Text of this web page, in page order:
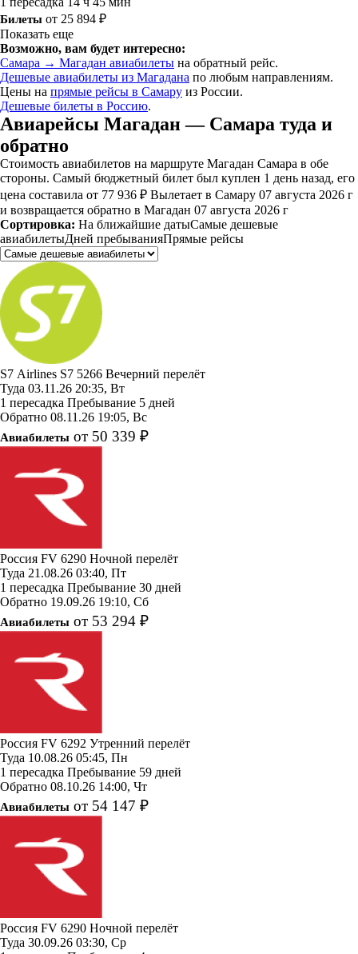
Билеты от 25 894 ₽
Показать еще
Возможно, вам будет интересно:
Самара → Магадан авиабилеты на обратный рейс.
Дешевые авиабилеты из Магадана по любым направлениям.
Цены на прямые рейсы в Самару из России.
Дешевые билеты в Россию.
Авиарейсы Магадан — Самара туда и
обратно
Стоимость авиабилетов на маршруте Магадан Самара в обе
стороны. Самый бюджетный билет был куплен 1 день назад, его
цена составила от 77 936 ₽ Вылетает в Самару 07 августа 2026 г
и возвращается обратно в Магадан 07 августа 2026 г
Сортировка: На ближайшие датыСамые дешевые
авиабилетыДней пребыванияПрямые рейсы
S7 Airlines S7 5266 Вечерний перелёт
Туда 03.11.26 20:35, Вт
1 пересадка Пребывание 5 дней
Обратно 08.11.26 19:05, Вс
Авиабилеты от 50 339 ₽
Россия FV 6290 Ночной перелёт
Туда 21.08.26 03:40, Пт
1 пересадка Пребывание 30 дней
Обратно 19.09.26 19:10, Сб
Авиабилеты от 53 294 ₽
Россия FV 6292 Утренний перелёт
Туда 10.08.26 05:45, Пн
1 пересадка Пребывание 59 дней
Обратно 08.10.26 14:00, Чт
Авиабилеты от 54 147 ₽
Россия FV 6290 Ночной перелёт
Туда 30.09.26 03:30, Ср